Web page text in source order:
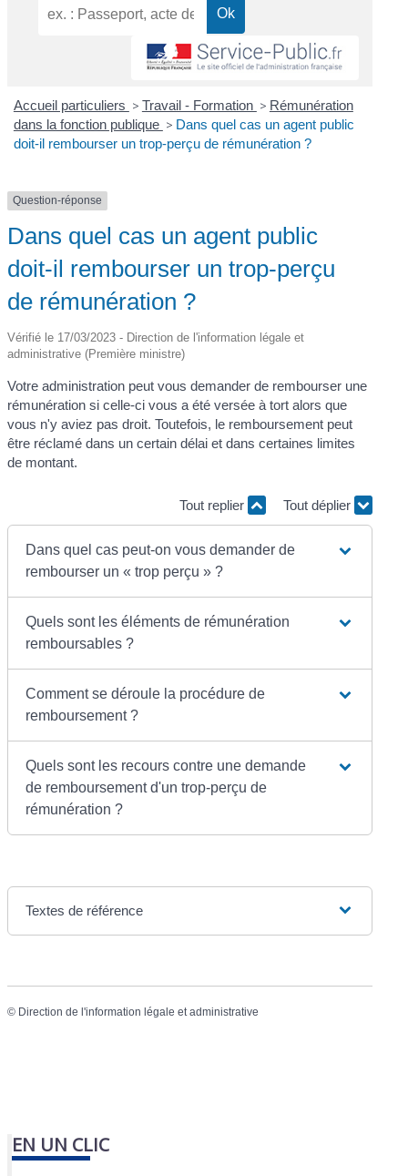
Accueil particuliers > Travail - Formation > Rémunération
dans la fonction publique > Dans quel cas un agent public
doit-il rembourser un trop-perçu de rémunération ?
Question-réponse
Dans quel cas un agent public
doit-il rembourser un trop-perçu
de rémunération ?
Vérifié le 17/03/2023 - Direction de l'information légale et
administrative (Première ministre)
Votre administration peut vous demander de rembourser une
rémunération si celle-ci vous a été versée à tort alors que
vous n'y aviez pas droit. Toutefois, le remboursement peut
être réclamé dans un certain délai et dans certaines limites
de montant.
Tout replier Tout déplier
Dans quel cas peut-on vous demander de
rembourser un « trop perçu » ?
Quels sont les éléments de rémunération
remboursables ?
Comment se déroule la procédure de
remboursement ?
Quels sont les recours contre une demande
de remboursement d'un trop-perçu de
rémunération ?
Textes de référence
© Direction de l'information légale et administrative
EN UN CLIC